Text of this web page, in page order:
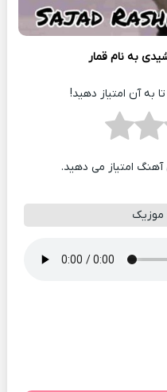
به نام قمار
به آن امتیاز دهید!
آهنگ امتیاز می دهید.
موزیک